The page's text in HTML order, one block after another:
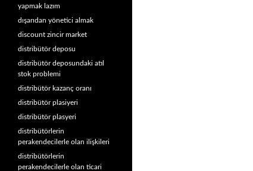
yapmak lazım
dışarıdan yönetici almak
discount zincir market
distribütör deposu
distribütör deposundaki atıl
stok problemi
distribütör kazanç oranı
distribütör plasiyeri
distribütör plasyeri
distribütörlerin
perakendecilerle olan ilişkileri
distribütörlerin
perakendecilerle olan ticari